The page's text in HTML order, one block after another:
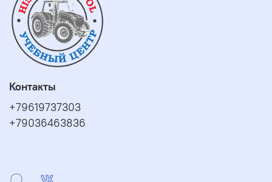
продавец консультант:
продавец консультант:
Контакты
+79619737303
+79036463836